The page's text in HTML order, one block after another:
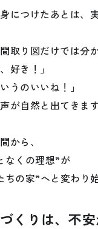
につけたあとは、
取り図だけでは分
好き！」
いうのいいね！」
が自然と出てきます
から、
なくの理想”が
ちの家”へと変わり
くりは、不